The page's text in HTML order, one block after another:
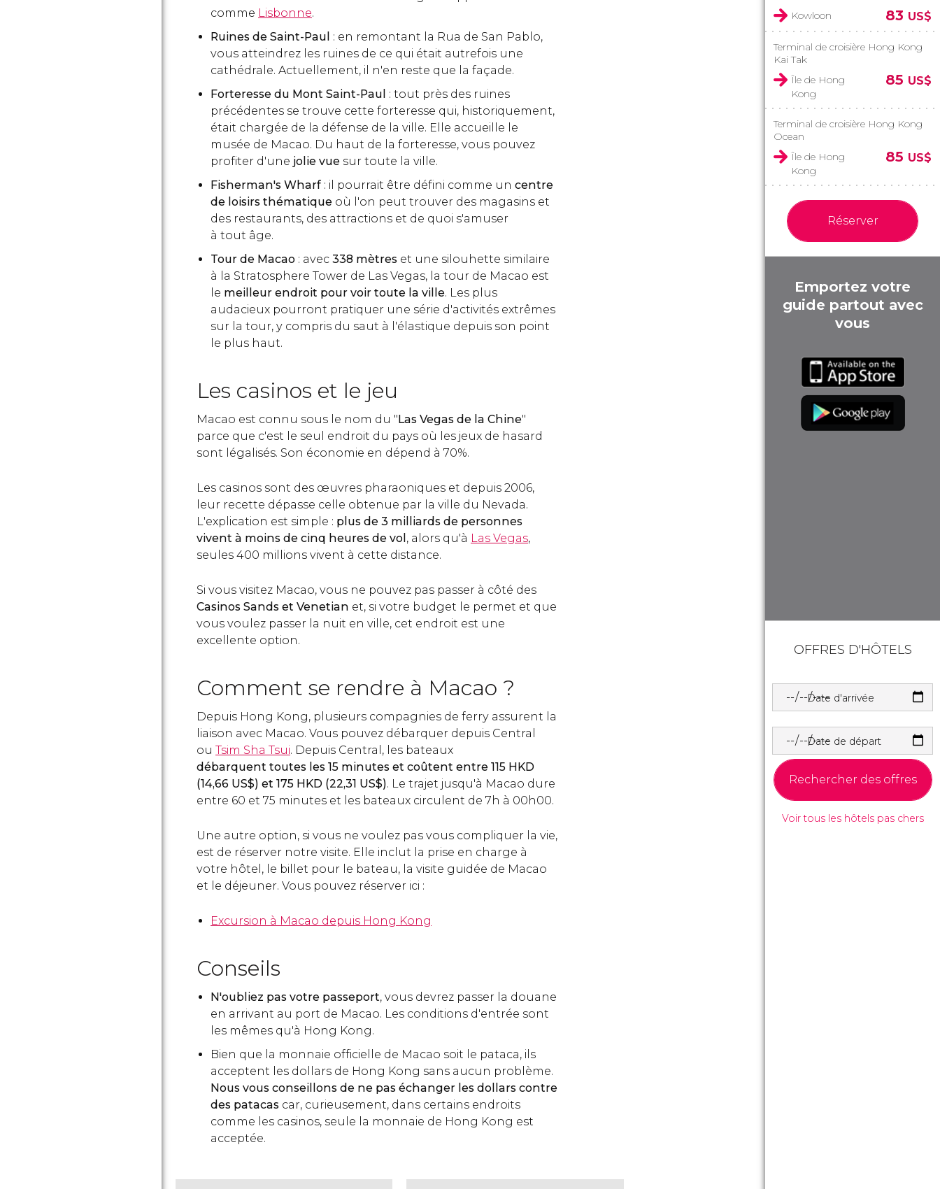
comme Lisbonne.
Ruines de Saint-Paul : en remontant la Rua de San Pablo,
vous atteindrez les ruines de ce qui était autrefois une
cathédrale. Actuellement, il n'en reste que la façade.
Forteresse du Mont Saint-Paul : tout près des ruines
précédentes se trouve cette forteresse qui, historiquement,
était chargée de la défense de la ville. Elle accueille le
musée de Macao. Du haut de la forteresse, vous pouvez
profiter d'une jolie vue sur toute la ville.
Fisherman's Wharf : il pourrait être défini comme un centre
de loisirs thématique où l'on peut trouver des magasins et
des restaurants, des attractions et de quoi s'amuser
à tout âge.
Tour de Macao : avec 338 mètres et une silouhette similaire
à la Stratosphere Tower de Las Vegas, la tour de Macao est
le meilleur endroit pour voir toute la ville. Les plus
audacieux pourront pratiquer une série d'activités extrêmes
sur la tour, y compris du saut à l'élastique depuis son point
le plus haut.
Les casinos et le jeu
Macao est connu sous le nom du "Las Vegas de la Chine"
parce que c'est le seul endroit du pays où les jeux de hasard
sont légalisés. Son économie en dépend à 70%.
Les casinos sont des œuvres pharaoniques et depuis 2006,
leur recette dépasse celle obtenue par la ville du Nevada.
L'explication est simple : plus de 3 milliards de personnes
vivent à moins de cinq heures de vol , alors qu'à Las Vegas,
seules 400 millions vivent à cette distance.
Si vous visitez Macao, vous ne pouvez pas passer à côté des
Casinos Sands et Venetian et, si votre budget le permet et que
vous voulez passer la nuit en ville, cet endroit est une
excellente option.
Comment se rendre à Macao ?
Depuis Hong Kong, plusieurs compagnies de ferry assurent la
liaison avec Macao. Vous pouvez débarquer depuis Central
ou Tsim Sha Tsui. Depuis Central, les bateaux
débarquent toutes les 15 minutes et coûtent entre 115 HKD
(14,66 US$) et 175 HKD (22,31 US$). Le trajet jusqu'à Macao dure
entre 60 et 75 minutes et les bateaux circulent de 7h à 00h00.
Une autre option, si vous ne voulez pas vous compliquer la vie,
est de réserver notre visite. Elle inclut la prise en charge à
votre hôtel, le billet pour le bateau, la visite guidée de Macao
et le déjeuner. Vous pouvez réserver ici :
Excursion à Macao depuis Hong Kong
Conseils
N'oubliez pas votre passeport, vous devrez passer la douane
en arrivant au port de Macao. Les conditions d'entrée sont
les mêmes qu'à Hong Kong.
Bien que la monnaie officielle de Macao soit le pataca, ils
acceptent les dollars de Hong Kong sans aucun problème.
Nous vous conseillons de ne pas échanger les dollars contre
des patacas car, curieusement, dans certains endroits
comme les casinos, seule la monnaie de Hong Kong est
acceptée.
Kowloon
83 US$
Terminal de croisière Hong Kong
Kai Tak
Île de Hong
Kong
85 US$
Terminal de croisière Hong Kong
Ocean
Île de Hong
Kong
85 US$
Réserver
Emportez votre
guide partout avec
vous
OFFRES D'HÔTELS
Date d'arrivée
Date de départ
Rechercher des offres
Voir tous les hôtels pas chers